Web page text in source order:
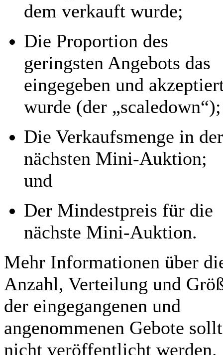
dem verkauft wurde;
Die Proportion des
geringsten Angebots das
eingegeben und
wurde (der „scaledown“);
Die Verkaufsmenge in der
nächsten Mini-Auktion;
und
Der Mindestpreis für die
nächste Mini-Auktion.
Mehr Informationen über
Anzahl, Verteilung und
der eingegangenen und
angenommenen Gebote
nicht veröffentlicht werden.